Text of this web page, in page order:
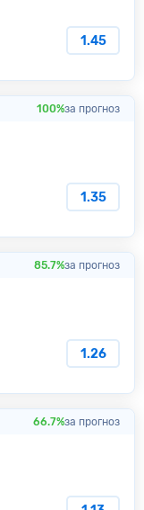
1.45
100%за прогноз
1.35
85.7%за прогноз
1.26
66.7%за прогноз